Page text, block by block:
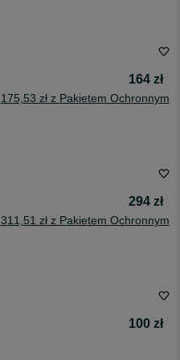
164 zł
175,53 zł z Pakietem Ochronnym
294 zł
311,51 zł z Pakietem Ochronnym
100 zł